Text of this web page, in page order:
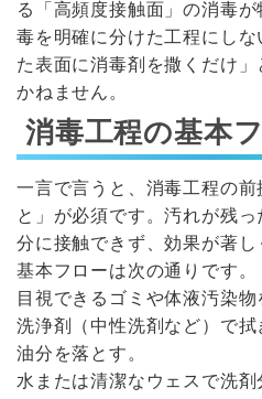
る「高頻度接触面」の消毒
毒を明確に分けた工程にし
た表面に消毒剤を撒くだけ」
かねません。
消毒工程の基本
一言で言うと、消毒工程の前
と」が必須です。汚れが残
分に接触できず、効果が著し
基本フローは次の通りです。
目視できるゴミや体液汚染物
洗浄剤（中性洗剤など）で
油分を落とす。
水または清潔なウェスで洗